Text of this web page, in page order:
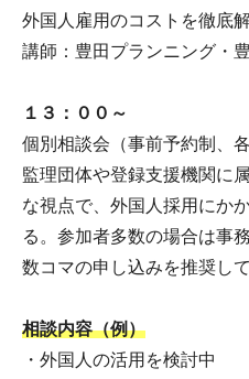
外国人雇用のコストを徹底解
講師：豊田プランニング・
１３：００～
個別相談会（事前予約制、
監理団体や登録支援機関に
な視点で、外国人採用にか
る。参加者多数の場合は事
数コマの申し込みを推奨して
相談内容（例）
・外国人の活用を検討中